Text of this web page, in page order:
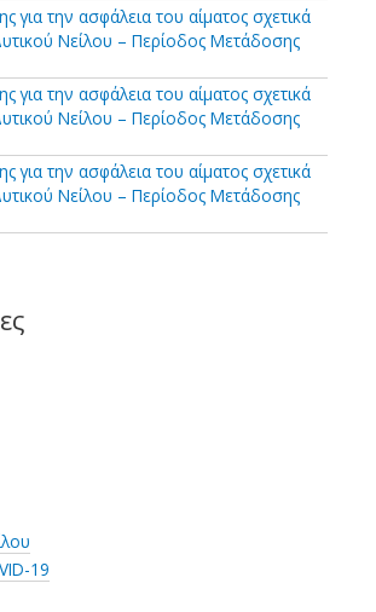
για την ασφάλεια του αίματος σχετικά
Νείλου – Περίοδος Μετάδοσης
για την ασφάλεια του αίματος σχετικά
Νείλου – Περίοδος Μετάδοσης
για την ασφάλεια του αίματος σχετικά
Νείλου – Περίοδος Μετάδοσης
19